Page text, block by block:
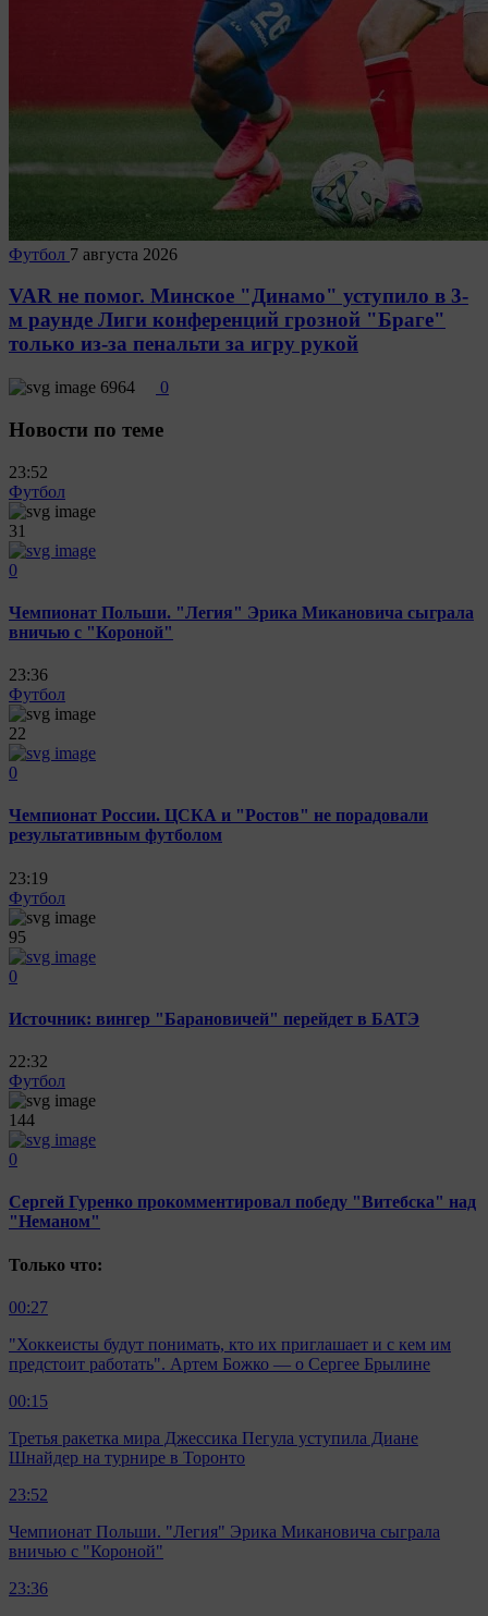
Футбол 7 августа 2026
VAR не помог. Минское "Динамо" уступило в 3-
м раунде Лиги конференций грозной "Браге"
только из-за пенальти за игру рукой
6964 0
Новости по теме
23:52
Футбол
31
0
Чемпионат Польши. "Легия" Эрика Микановича сыграла
вничью с "Короной"
23:36
Футбол
22
0
Чемпионат России. ЦСКА и "Ростов" не порадовали
результативным футболом
23:19
Футбол
95
0
Источник: вингер "Барановичей" перейдет в БАТЭ
22:32
Футбол
144
0
Сергей Гуренко прокомментировал победу "Витебска" над
"Неманом"
Только что:
00:27
"Хоккеисты будут понимать, кто их приглашает и с кем им
предстоит работать". Артем Божко — о Сергее Брылине
00:15
Третья ракетка мира Джессика Пегула уступила Диане
Шнайдер на турнире в Торонто
23:52
Чемпионат Польши. "Легия" Эрика Микановича сыграла
вничью с "Короной"
23:36